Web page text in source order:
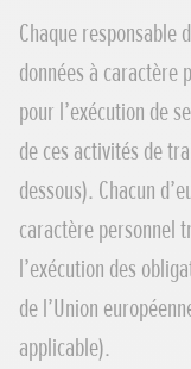
Chaque
données à caractère
pour l’exécution de
de ces activités de
dessous). Chacun
caractère personnel
l’exécution des
de l’Union
applicable).